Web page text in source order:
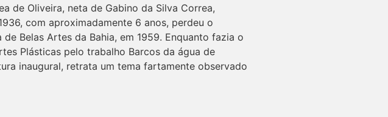
de Oliveira, neta de Gabino da Silva Correa,
com aproximadamente 6 anos, perdeu o
Belas Artes da Bahia, em 1959. Enquanto fazia o
Plásticas pelo trabalho Barcos da água de
inaugural, retrata um tema fartamente observado